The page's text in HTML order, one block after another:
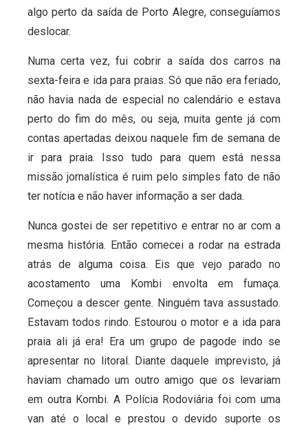
algo perto da saída de Porto Alegre, conseguíamos
deslocar.
Numa certa vez, fui cobrir a saída dos carros na
sexta-feira e ida para praias. Só que não era feriado,
não havia nada de especial no calendário e estava
perto do fim do mês, ou seja, muita gente já com
contas apertadas deixou naquele fim de semana de
ir para praia. Isso tudo para quem está nessa
missão jornalística é ruim pelo simples fato de não
ter notícia e não haver informação a ser dada.
Nunca gostei de ser repetitivo e entrar no ar com a
mesma história. Então comecei a rodar na estrada
atrás de alguma coisa. Eis que vejo parado no
acostamento uma Kombi envolta em fumaça.
Começou a descer gente. Ninguém tava assustado.
Estavam todos rindo. Estourou o motor e a ida para
praia ali já era! Era um grupo de pagode indo se
apresentar no litoral. Diante daquele imprevisto, já
haviam chamado um outro amigo que os levariam
em outra Kombi. A Polícia Rodoviária foi com uma
van até o local e prestou o devido suporte os